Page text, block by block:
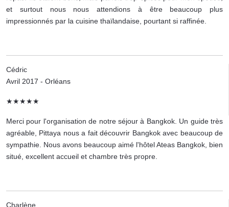
et surtout nous nous attendions à être beaucoup plus
impressionnés par la cuisine thaïlandaise, pourtant si raffinée.
Cédric
Avril 2017 - Orléans
★★★★★
Merci pour l'organisation de notre séjour à Bangkok. Un guide très
agréable, Pittaya nous a fait découvrir Bangkok avec beaucoup de
sympathie. Nous avons beaucoup aimé l'hôtel Ateas Bangkok, bien
situé, excellent accueil et chambre très propre.
Charlène